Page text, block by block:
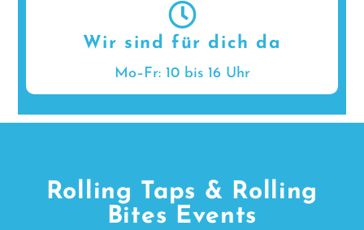
Wir sind für dich da
Mo–Fr: 10 bis 16 Uhr
Rolling Taps & Rolling
Bites Events